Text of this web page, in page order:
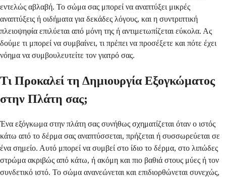
εντελώς αβλαβή. Το σώμα σας μπορεί να αναπτύξει μικρές
αναπτύξεις ή οιδήματα για δεκάδες λόγους, και η συντριπτική
πλειοψηφία επιλύεται από μόνη της ή αντιμετωπίζεται εύκολα. Ας
δούμε τι μπορεί να συμβαίνει, τι πρέπει να προσέξετε και πότε έχει
νόημα να συμβουλευτείτε τον γιατρό σας.
Τι Προκαλεί τη Δημιουργία Εξογκώματος
στην Πλάτη σας;
Ένα εξόγκωμα στην πλάτη σας συνήθως σχηματίζεται όταν ο ιστός
κάτω από το δέρμα σας αναπτύσσεται, πρήζεται ή συσσωρεύεται σε
ένα σημείο. Αυτό μπορεί να συμβεί στο ίδιο το δέρμα, στο λιπώδες
στρώμα ακριβώς από κάτω, ή ακόμη και πιο βαθιά στους μύες ή τον
συνδετικό ιστό. Το σώμα ανανεώνεται και επιδιορθώνεται συνεχώς,